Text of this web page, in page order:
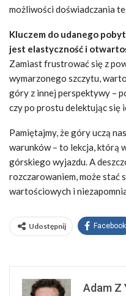
możliwości doświadczania
Kluczem do udanego
jest elastyczność i
Zamiast frustrować się z
wymarzonego szczytu,
góry z innej perspektywy –
czy po prostu delektując się
Pamiętajmy, że góry uczą
warunków – to lekcja, którą
górskiego wyjazdu. A
rozczarowaniem, może stać
wartościowych i
Udostępnij Facebook
Adam Z